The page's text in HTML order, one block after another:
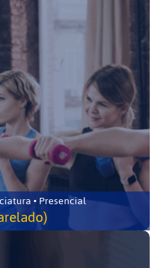
• Presencial